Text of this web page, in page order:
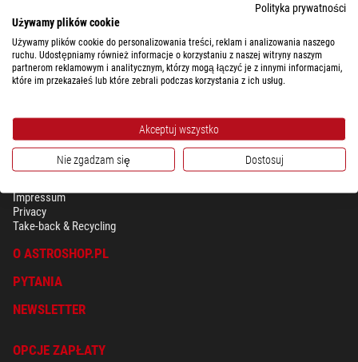
przywiązywać równie dużą wagę, jak w przypadku samego teleskopu.
Dlatego wskazane jest wymienić stare lub standardowe okulary na okulary
wysokiej jakości, które oferują znacznie lepszy obraz. Dobrą ostrość i
świetny kontrast zapewniają okulary Omegon LE Planetary pasujące do
każdego wyciągu 1,25".
BEZPIECZEŃSTWO & OCHRONA DANYCH OSOBISTYCH
Impressum
Privacy
Take-back & Recycling
O ASTROSHOP.PL
PYTANIA
NEWSLETTER
OPCJE ZAPŁATY
Polityka prywatności
Używamy plików cookie
Używamy plików cookie do personalizowania treści, reklam i analizowania naszego
ruchu. Udostępniamy również informacje o korzystaniu z naszej witryny naszym
partnerom reklamowym i analitycznym, którzy mogą łączyć je z innymi informacjami,
które im przekazałeś lub które zebrali podczas korzystania z ich usług.
Akceptuj wszystko
Nie zgadzam się Dostosuj